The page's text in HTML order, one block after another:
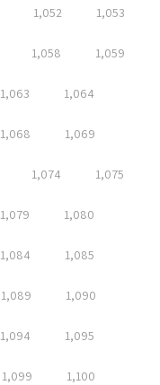
1,052 1,053
1,058 1,059
1,063 1,064
1,068 1,069
1,074 1,075
1,079 1,080
1,084 1,085
1,089 1,090
1,094 1,095
1,099 1,100